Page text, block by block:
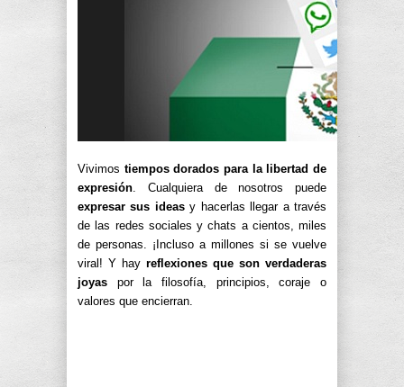
Vivimos tiempos dorados para la libertad de
expresión. Cualquiera de nosotros puede
expresar sus ideasy hacerlas llegar a través
de las redes sociales y chats a cientos, miles
de personas. ¡Incluso a millones si se vuelve
viral! Y hay reflexiones que son verdaderas
joyas por la filosofía, principios, coraje o
valores que encierran.